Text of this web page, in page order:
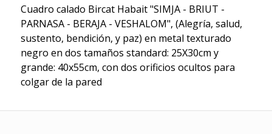
Cuadro calado Bircat Habait "SIMJA - BRIUT -
PARNASA - BERAJA - VESHALOM", (Alegría, salud,
sustento, bendición, y paz) en metal texturado
negro en dos tamaños standard: 25X30cm y
grande: 40x55cm, con dos orificios ocultos para
colgar de la pared